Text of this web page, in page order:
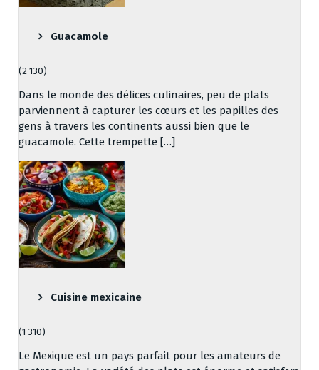
Guacamole
(2 130)
Dans le monde des délices culinaires, peu de plats
parviennent à capturer les cœurs et les papilles des
gens à travers les continents aussi bien que le
guacamole. Cette trempette […]
Cuisine mexicaine
(1 310)
Le Mexique est un pays parfait pour les amateurs de